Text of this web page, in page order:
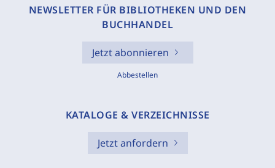
NEWSLETTER FÜR BIBLIOTHEKEN UND DEN
BUCHHANDEL
Jetzt abonnieren
Abbestellen
KATALOGE & VERZEICHNISSE
Jetzt anfordern